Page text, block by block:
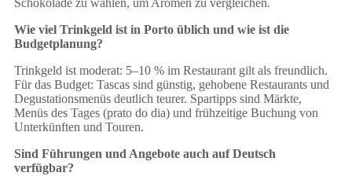
Schokolade zu wählen, um Aromen zu vergleichen.
Wie viel Trinkgeld ist in Porto üblich und wie ist die
Budgetplanung?
Trinkgeld ist moderat: 5–10 % im Restaurant gilt als freundlich.
Für das Budget: Tascas sind günstig, gehobene Restaurants und
Degustationsmenüs deutlich teurer. Spartipps sind Märkte,
Menüs des Tages (prato do dia) und frühzeitige Buchung von
Unterkünften und Touren.
Sind Führungen und Angebote auch auf Deutsch
verfügbar?